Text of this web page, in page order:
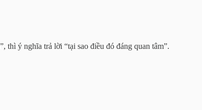
thì ý nghĩa trả lời “tại sao điều đó đáng quan tâm”.